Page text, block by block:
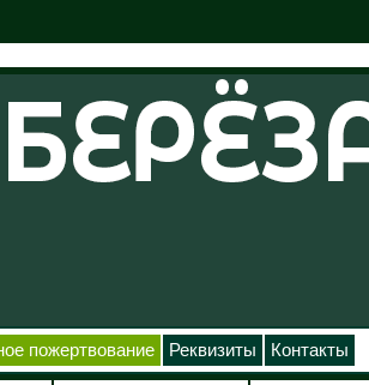
пожертвование Реквизиты Контакты